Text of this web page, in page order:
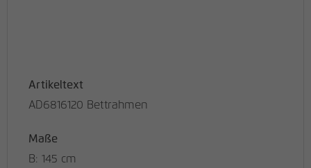
Artikeltext
AD6816120 Bettrahmen
Maße
B: 145 cm